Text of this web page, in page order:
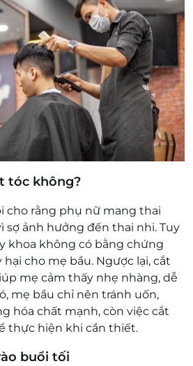
tóc không?
cho rằng phụ nữ mang thai
sợ ảnh hưởng đến thai nhi. Tuy
khoa không có bằng chứng
cho mẹ bầu. Ngược lại, cắt
mẹ cảm thấy nhẹ nhàng, dễ
mẹ bầu chỉ nên tránh uốn,
hóa chất mạnh, còn việc cắt
thực hiện khi cần thiết.
buổi tối